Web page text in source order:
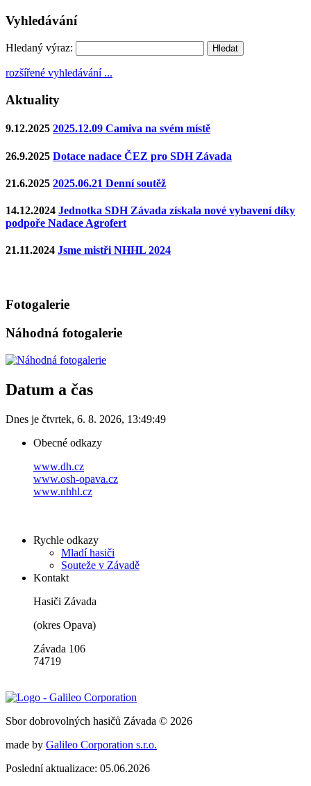
Vyhledávání
Hledaný výraz:
rozšířené vyhledávání ...
Aktuality
9.12.2025 2025.12.09 Camiva na svém místě
26.9.2025 Dotace nadace ČEZ pro SDH Závada
21.6.2025 2025.06.21 Denní soutěž
14.12.2024 Jednotka SDH Závada získala nové vybavení díky
podpoře Nadace Agrofert
21.11.2024 Jsme mistři NHHL 2024
Fotogalerie
Náhodná fotogalerie
Datum a čas
Dnes je čtvrtek, 6. 8. 2026, 13:49:49
Obecné odkazy
www.dh.cz
www.osh-opava.cz
www.nhhl.cz
Rychle odkazy
Mladí hasiči
Souteže v Závadě
Kontakt
Hasiči Závada
(okres Opava)
Závada 106
74719
Sbor dobrovolných hasičů Závada © 2026
made by Galileo Corporation s.r.o.
Poslední aktualizace: 05.06.2026